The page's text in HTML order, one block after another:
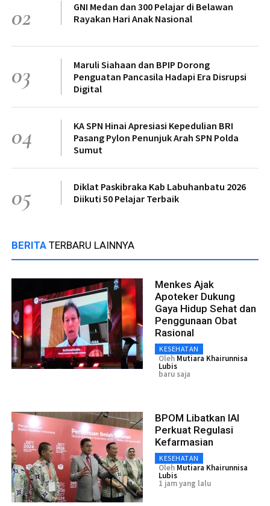
02
GNI Medan dan 300 Pelajar di Belawan
Rayakan Hari Anak Nasional
03
Maruli Siahaan dan BPIP Dorong
Penguatan Pancasila Hadapi Era Disrupsi
Digital
04
KA SPN Hinai Apresiasi Kepedulian BRI
Pasang Pylon Penunjuk Arah SPN Polda
Sumut
05
Diklat Paskibraka Kab Labuhanbatu 2026
Diikuti 50 Pelajar Terbaik
BERITA TERBARU LAINNYA
Menkes Ajak
Apoteker Dukung
Gaya Hidup Sehat dan
Penggunaan Obat
Rasional
KESEHATAN
Oleh Mutiara Khairunnisa
Lubis
baru saja
BPOM Libatkan IAI
Perkuat Regulasi
Kefarmasian
KESEHATAN
Oleh Mutiara Khairunnisa
Lubis
1 jam yang lalu